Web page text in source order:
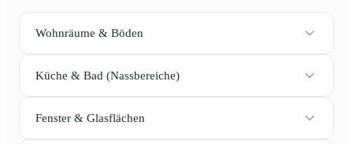
Wohnräume & Böden
Küche & Bad (Nassbereiche)
Fenster & Glasflächen